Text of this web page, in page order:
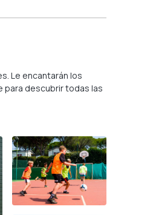
Le encantarán los
para descubrir todas las